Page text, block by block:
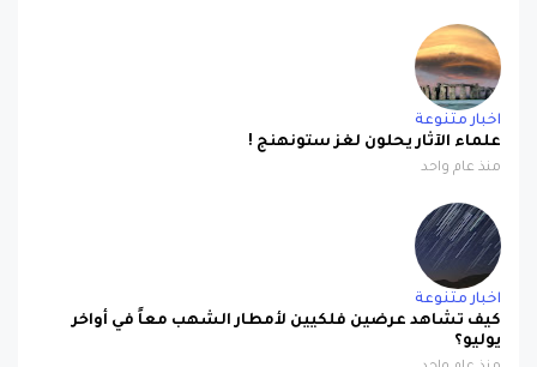
اخبار متنوعة
علماء الآثار يحلون لغز ستونهنج !
منذ عام واحد
اخبار متنوعة
كيف تشاهد عرضين فلكيين لأمطار الشهب معاً في أواخر
يوليو؟